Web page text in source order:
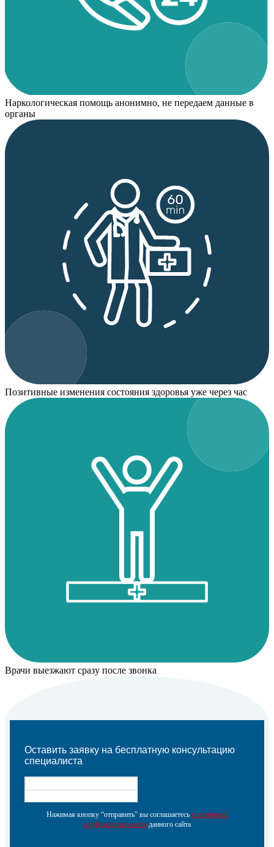
Наркологическая помощь анонимно, не передаем данные в
органы
Позитивные изменения состояния здоровья уже через час
Врачи выезжают сразу после звонка
Оставить заявку на бесплатную консультацию
специалиста
Нажимая кнопку “отправить” вы соглашаетесь с политикой
конфеденциальностиданного сайта